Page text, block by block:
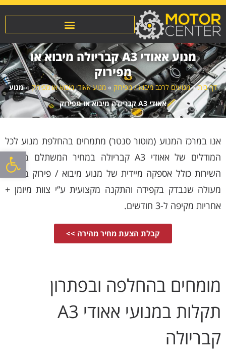
פתח
מנוע אאודי A3 קבריולה מיבוא או
מפירוק
דף בית»מנועים לרכב מיבוא / מפירוק » מנוע אאודי מיבוא או מפירוק»מנוע
אאודי A3 קבריולה מיבוא או מפירוק
אנו במרכז המנוע (מוטור סנטר) מתמחים בהחלפת מנוע לכל
המודלים של אאודי A3 קבריולה במחיר המשתלם בשוק!.
השירות כולל אספקה מיידית של מנוע מיבוא / פירוק באיכות
מעולה שנבדק בקפידה והתקנה מקצועית ע”י צוות מיומן +
אחריות מקיפה ל-3 חודשים.
קבלת הצעת מחיר מהירה >>
מומחים בהחלפה ובפתרון
תקלות במנועי אאודי A3
קבריולה